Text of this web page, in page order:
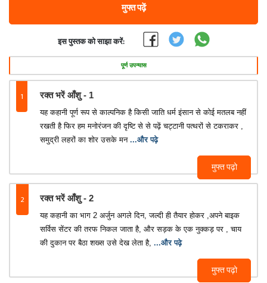
मुफ्त पढ़ें
इस पुस्तक को साझा करें:
पूर्ण उपन्यास
1 रक्त भरें आँशु - 1
मुफ्त पढ़ो
यह कहानी पूर्ण रूप से काल्पनिक है किसी जाति धर्म इंसान से कोई मतलब नहीं
रखती है फिर हम मनोरंजन की दृष्टि से से पढ़ें चट्टानी पत्थरों से टकराकर ,
समुद्री लहरों का शोर उसके मन ...और पढ़े
2 रक्त भरें आँशु - 2
मुफ्त पढ़ो
यह कहानी का भाग 2 अर्जुन अगले दिन, जल्दी ही तैयार होकर ,अपने बाइक
सर्विस सेंटर की तरफ निकल जाता है, और सड़क के एक नुक्कड़ पर , चाय
की दुकान पर बैठा शख्स उसे देख लेता है, ...और पढ़े